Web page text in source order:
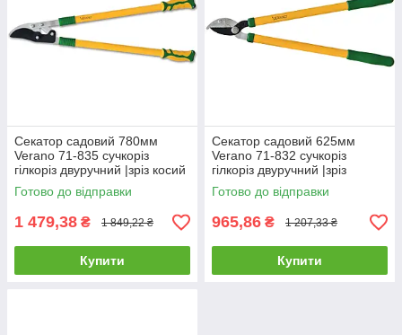
Секатор садовий 780мм
Verano 71-835 сучкоріз
гілкоріз двуручний |зріз косий
44мм для дерев винограда
кущів гілок квітів
Готово до відправки
1 479,38 ₴ 1 849,22 ₴
Купити
Секатор садовий 625мм
Verano 71-832 сучкоріз
гілкоріз двуручний |зріз
прямий 25мм для дерев
винограда кущів гілок квітів
Готово до відправки
965,86 ₴ 1 207,33 ₴
Купити